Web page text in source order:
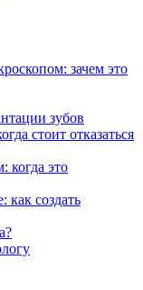
зачем это
зубов
стоит отказаться
когда это
создать